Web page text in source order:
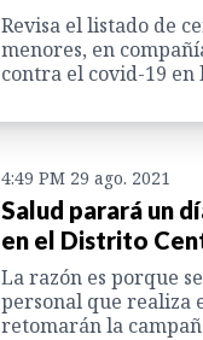
Revisa el listado de
menores, en
contra el covid-19
4:49 PM 29 ago. 2021
Salud parará un
en el Distrito
La razón es porque
personal que realiza
retomarán la